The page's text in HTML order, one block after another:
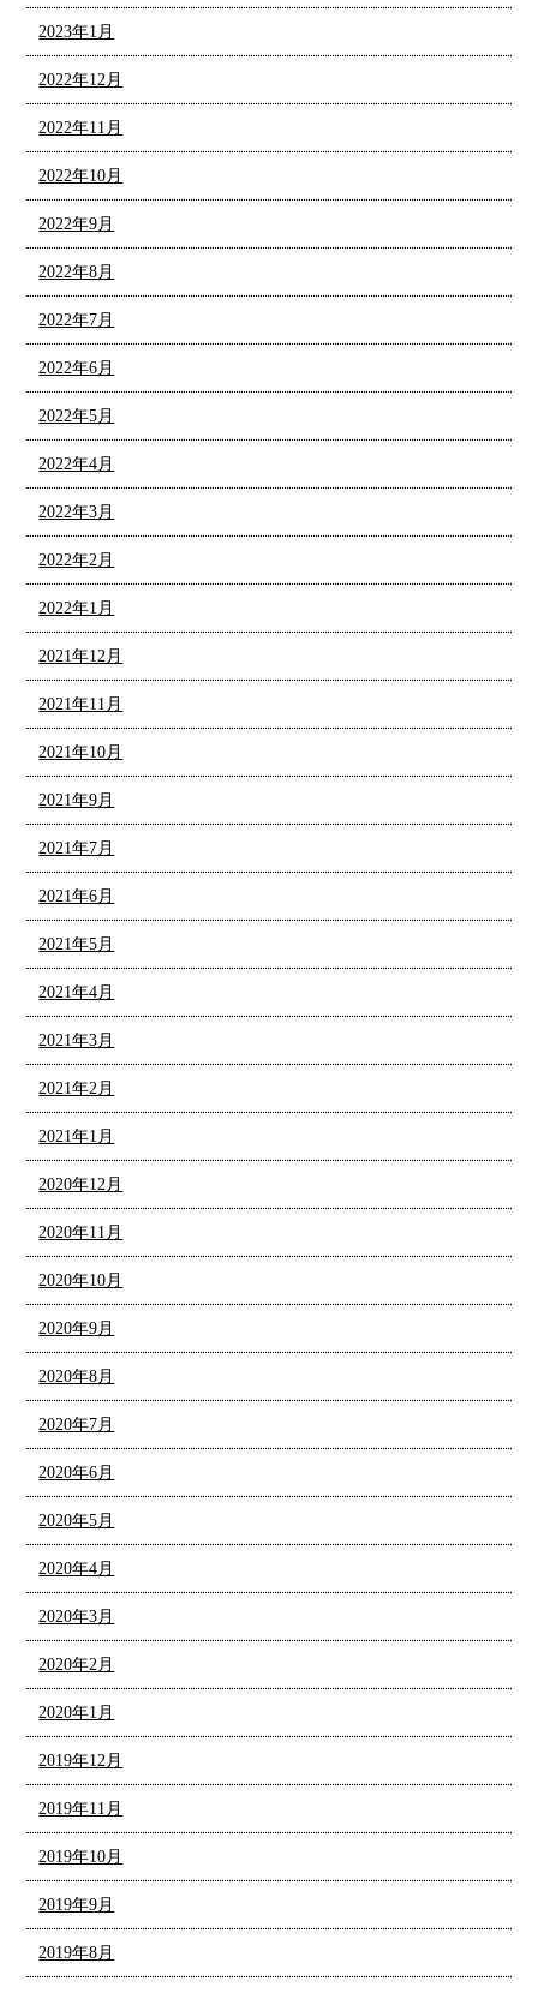
2023年1月
2022年12月
2022年11月
2022年10月
2022年9月
2022年8月
2022年7月
2022年6月
2022年5月
2022年4月
2022年3月
2022年2月
2022年1月
2021年12月
2021年11月
2021年10月
2021年9月
2021年7月
2021年6月
2021年5月
2021年4月
2021年3月
2021年2月
2021年1月
2020年12月
2020年11月
2020年10月
2020年9月
2020年8月
2020年7月
2020年6月
2020年5月
2020年4月
2020年3月
2020年2月
2020年1月
2019年12月
2019年11月
2019年10月
2019年9月
2019年8月